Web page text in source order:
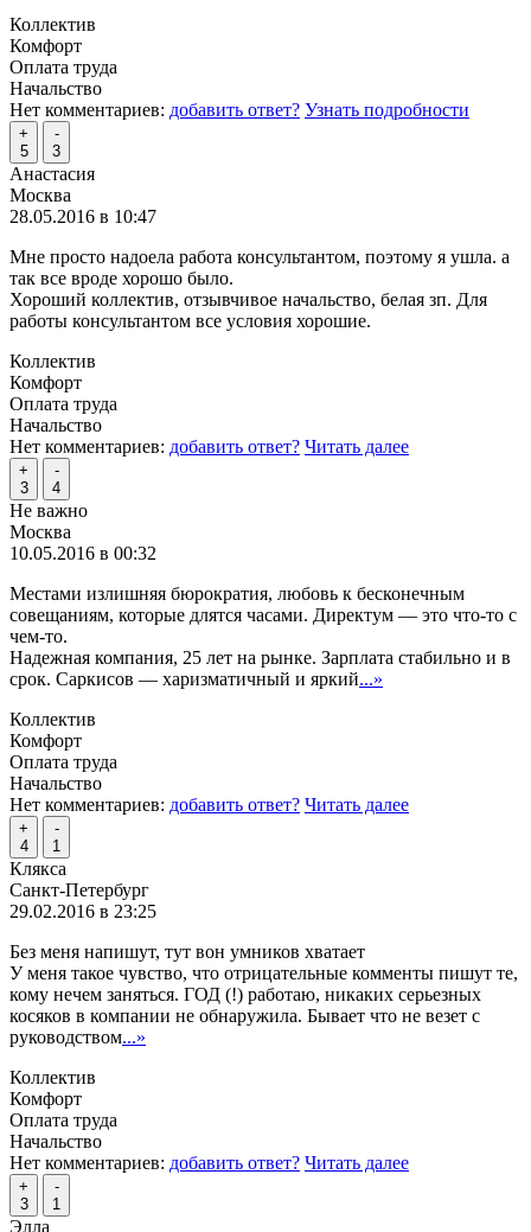
Коллектив
Комфорт
Оплата труда
Начальство
Нет комментариев: добавить ответ? Узнать подробности
+
5
-
3
Анастасия
Москва
28.05.2016 в 10:47
Мне просто надоела работа консультантом, поэтому я ушла. а
так все вроде хорошо было.
Хороший коллектив, отзывчивое начальство, белая зп. Для
работы консультантом все условия хорошие.
Коллектив
Комфорт
Оплата труда
Начальство
Нет комментариев: добавить ответ? Читать далее
+
3
-
4
Не важно
Москва
10.05.2016 в 00:32
Местами излишняя бюрократия, любовь к бесконечным
совещаниям, которые длятся часами. Директум — это что-то с
чем-то.
Надежная компания, 25 лет на рынке. Зарплата стабильно и в
срок. Саркисов — харизматичный и яркий...»
Коллектив
Комфорт
Оплата труда
Начальство
Нет комментариев: добавить ответ? Читать далее
+
4
-
1
Клякса
Санкт-Петербург
29.02.2016 в 23:25
Без меня напишут, тут вон умников хватает
У меня такое чувство, что отрицательные комменты пишут те,
кому нечем заняться. ГОД (!) работаю, никаких серьезных
косяков в компании не обнаружила. Бывает что не везет с
руководством...»
Коллектив
Комфорт
Оплата труда
Начальство
Нет комментариев: добавить ответ? Читать далее
+
3
-
1
Элла